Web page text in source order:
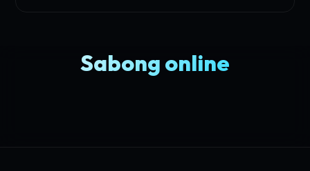
Sabong online